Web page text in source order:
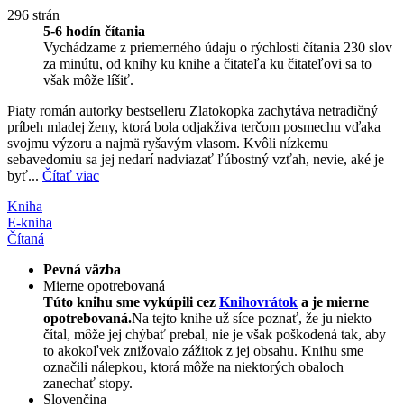
296 strán
5-6 hodín čítania
Vychádzame z priemerného údaju o rýchlosti čítania 230 slov
za minútu, od knihy ku knihe a čitateľa ku čitateľovi sa to
však môže líšiť.
Piaty román autorky bestselleru Zlatokopka zachytáva netradičný
príbeh mladej ženy, ktorá bola odjakživa terčom posmechu vďaka
svojmu výzoru a najmä ryšavým vlasom. Kvôli nízkemu
sebavedomiu sa jej nedarí nadviazať ľúbostný vzťah, nevie, aké je
byť... Čítať viac
Kniha
E-kniha
Čítaná
Pevná väzba
Mierne opotrebovaná
Túto knihu sme vykúpili cez Knihovrátok a je mierne
opotrebovaná.Na tejto knihe už síce poznať, že ju niekto
čítal, môže jej chýbať prebal, nie je však poškodená tak, aby
to akokoľvek znižovalo zážitok z jej obsahu. Knihu sme
označili nálepkou, ktorá môže na niektorých obaloch
zanechať stopy.
Slovenčina